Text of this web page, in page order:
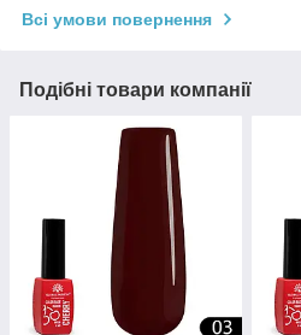
Всі умови повернення
Подібні товари компанії